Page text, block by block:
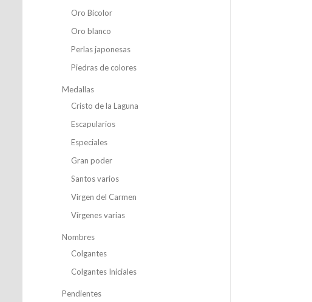
Oro Bicolor
Oro blanco
Perlas japonesas
Piedras de colores
Medallas
Cristo de la Laguna
Escapularios
Especiales
Gran poder
Santos varios
Virgen del Carmen
Vírgenes varias
Nombres
Colgantes
Colgantes Iniciales
Pendientes